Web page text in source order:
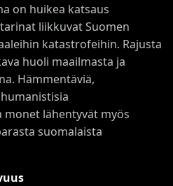
on huikea katsaus
liikkuvat Suomen
katastrofeihin. Rajusta
huoli maailmasta ja
Hämmentäviä,
lähentyvät myös
suomalaista